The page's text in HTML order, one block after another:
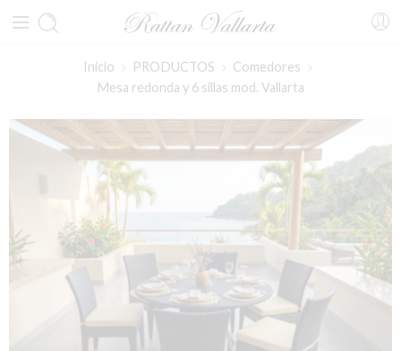
Inicio PRODUCTOS
Comedores
Mesa redonda y 6 sillas mod. Vallarta